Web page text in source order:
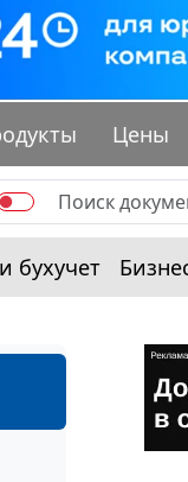
Цены
бухучет